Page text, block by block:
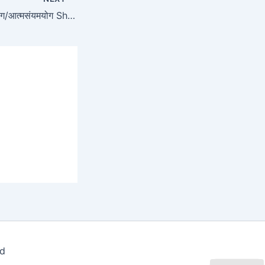
Chapter 6 – ध्यानयोग/आत्मसंयमयोग Shloka-1